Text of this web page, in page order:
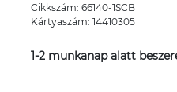
Cikkszám: 66140-1SCB
Kártyaszám: 14410305
1-2 munkanap alatt